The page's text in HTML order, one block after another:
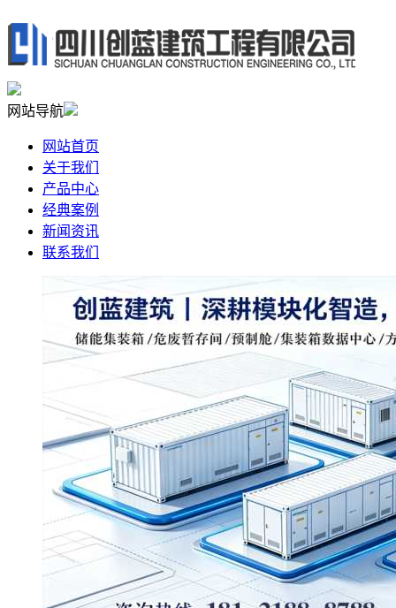
网站导航
网站首页
关于我们
产品中心
经典案例
新闻资讯
联系我们